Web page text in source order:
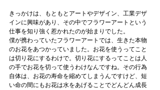
きっかけは、もともとアートやデザイン、工業デザ
インに興味があり、その中でフラワーアートという
仕事を知り強く惹かれたのが始まりでした。
僕が携わっていたフラワーアートでは、生きた本物
のお花をあつかっていました。お花を使うってこと
は切り花にするわけで。切り花にするってことは人
の手でお花を切って使うわけなんですね。その行為
自体は、お花の寿命を縮めてしまうんですけど、短
い命の間にもお花は水をあげることでどんどん成長